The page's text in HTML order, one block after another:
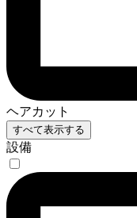
ヘアカット
すべて表示する
設備